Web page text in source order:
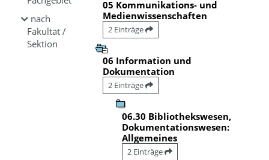
nach
Fakultät /
Sektion
05 Kommunikations- und
Medienwissenschaften
2 Einträge
06 Information und
Dokumentation
2 Einträge
06.30 Bibliothekswesen,
Dokumentationswesen:
Allgemeines
2 Einträge